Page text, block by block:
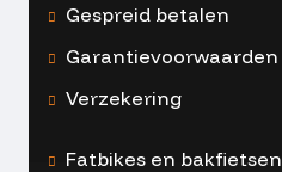
Gespreid betalen
Garantievoorwaarden
Verzekering
Fatbikes en bakfietsen